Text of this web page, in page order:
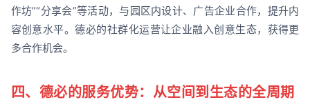
作坊”“分享会”等活动，与园区内设计、广告企业合作，提升内
容创意水平。德必的社群化运营让企业融入创意生态，获得更
多合作机会。
四、德必的服务优势：从空间到生态的全周期